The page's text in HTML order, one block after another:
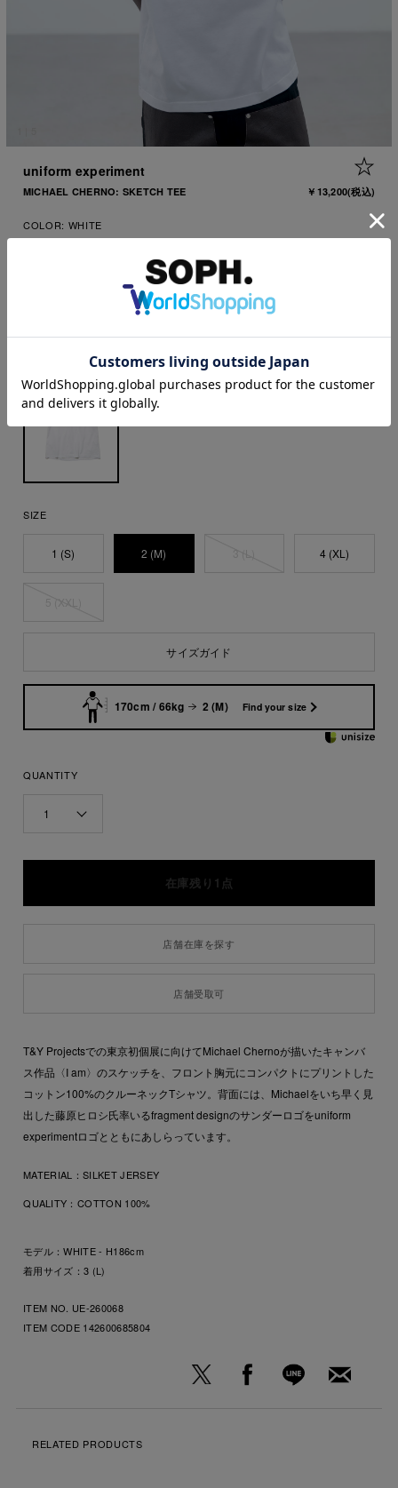
uniform experiment
MICHAEL CHERNO: SKETCH TEE ￥13,200(税込)
COLOR: WHITE
SIZE
1 (S) 2 (M) 4 (XL)
サイズガイド
170cm / 66kg 2 (M) Find your size
QUANTITY
1
在庫残り1点
店舗在庫を探す
店舗受取可
T&Y Projectsでの東京初個展に向けてMichael Chernoが描いたキャンバ
ス作品〈I am〉のスケッチを、フロント胸元にコンパクトにプリントした
コットン100%のクルーネックTシャツ。背面には、Michaelをいち早く見
出した藤原ヒロシ氏率いるfragment designのサンダーロゴをuniform
experimentロゴとともにあしらっています。
MATERIAL： SILKET JERSEY
QUALITY： COTTON 100%
モデル：WHITE - H186cm
着用サイズ：3 (L)
ITEM NO. UE-260068
ITEM CODE 142600685804
RELATED PRODUCTS